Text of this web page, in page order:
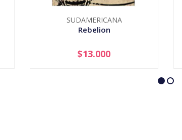
SUDAMERICANA
Rebelion
+
$13.000